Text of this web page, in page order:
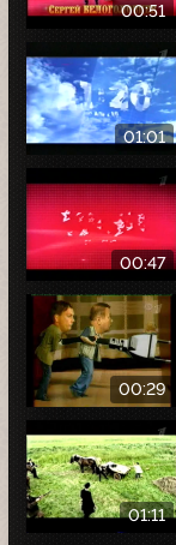
00:51
01:01
00:47
00:29
01:11